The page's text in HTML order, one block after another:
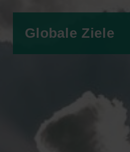
Globale Ziele